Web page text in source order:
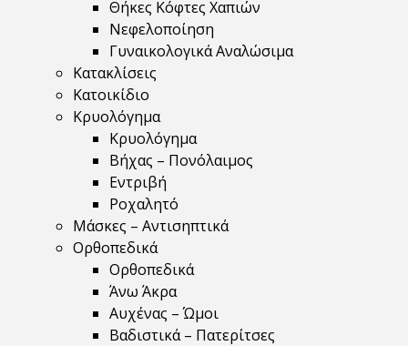
Θήκες Κόφτες Χαπιών
Νεφελοποίηση
Γυναικολογικά Αναλώσιμα
Κατακλίσεις
Κατοικίδιο
Κρυολόγημα
Κρυολόγημα
Βήχας – Πονόλαιμος
Εντριβή
Ροχαλητό
Μάσκες – Αντισηπτικά
Ορθοπεδικά
Ορθοπεδικά
Άνω Άκρα
Αυχένας – Ώμοι
Βαδιστικά – Πατερίτσες